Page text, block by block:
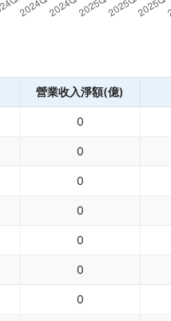
營業收入淨額(億)
0
0
0
0
0
0
0